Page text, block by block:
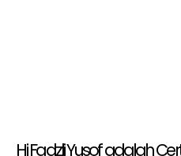
Hj Fadzli Yusof adalah